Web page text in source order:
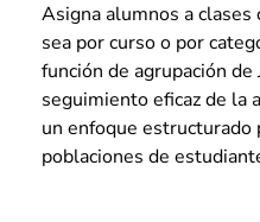
Asigna alumnos a clases
sea por curso o por
función de agrupación de
seguimiento eficaz de la
un enfoque estructurado
poblaciones de